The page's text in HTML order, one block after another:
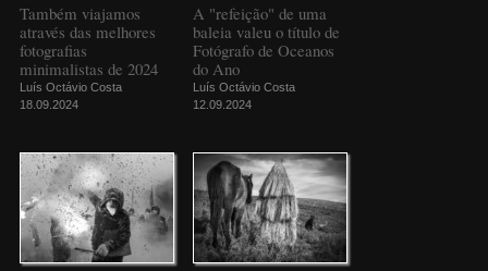
Também viajamos
através das melhores
fotografias
minimalistas de 2024
Luís Octávio Costa
18.09.2024
A "refeição" de uma
baleia valeu o título de
Fotógrafo de Oceanos
do Ano
Luís Octávio Costa
12.09.2024